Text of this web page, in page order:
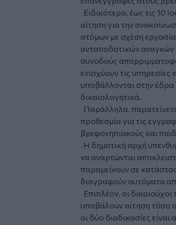
Ειδικότερα, έως τις 10
αίτηση για την
ατόμων με σχέση
ανταποδοτικών αναγκών
συνοδούς
ενισχύουν τις
υποβάλλονται στην
δικαιολογητικά.
Παράλληλα,
προθεσμία για τις
βρεφονηπιακούς και
Η δημοτική αρχή
να αναρτώνται
παραμείνουν σε
διαγραφούν αυτόματα
Επιπλέον, οι
υποβάλουν αίτηση τόσο
οι δύο διαδικασίες